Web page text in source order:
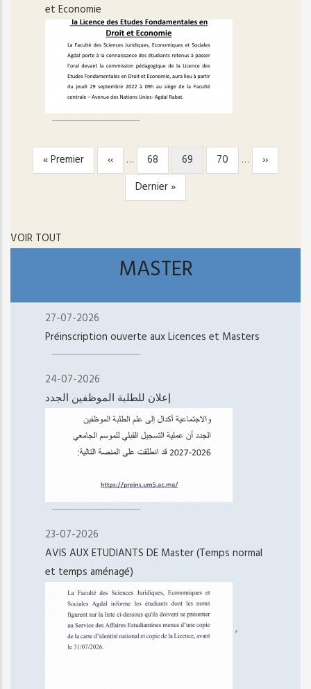
et Economie
PAGINATION
Première
page
« Premier
Page
précédente
‹‹ … Page
68
Page
courante
69 Page
70 …
Page
suivante
››
Dernière
page
Dernier »
VOIR TOUT
MASTER
27-07-2026
Préinscription ouverte aux Licences et Masters
24-07-2026
إعلان للطلبة الموظفين الجدد
23-07-2026
AVIS AUX ETUDIANTS DE Master (Temps normal
et temps aménagé)
,